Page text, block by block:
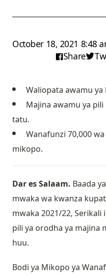
October 18, 2021 8:48
Share
Waliopata awamu ya
Majina awamu ya
tatu.
Wanafunzi 70,000
mikopo.
Dar es Salaam. Baada
mwaka wa kwanza
mwaka 2021/22,
pili ya orodha ya majina
huu.
Bodi ya Mikopo ya